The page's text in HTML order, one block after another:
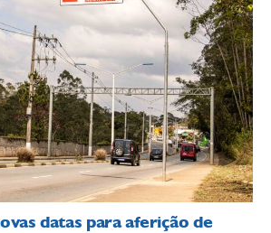
datas para aferição de